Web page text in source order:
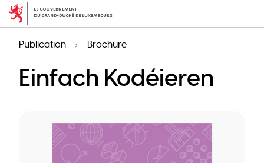
Aller
au
principal
Publication Brochure
Einfach Kodéieren